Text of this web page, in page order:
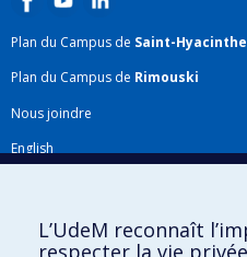
Plan du Campus de Saint-Hyacinthe
Plan du Campus de Rimouski
Nous joindre
English
Plan du site
L’UdeM reconnaît
respecter la vie privée